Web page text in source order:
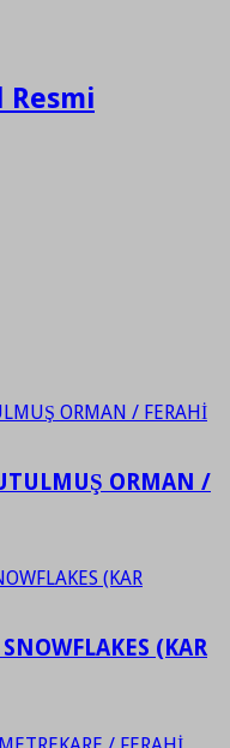
Resmi
ORMAN /
(KAR